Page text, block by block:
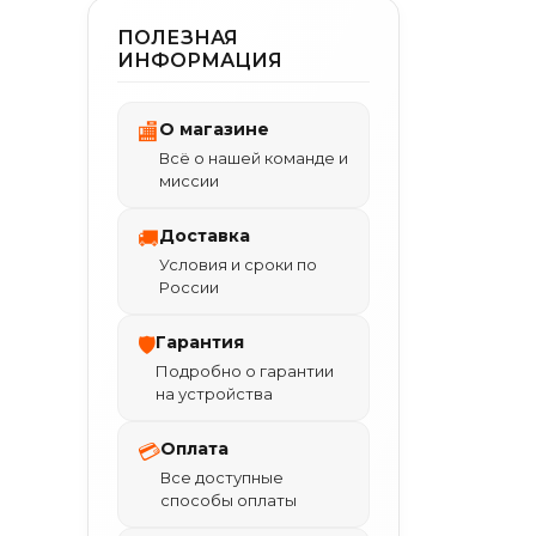
ПОЛЕЗНАЯ
ИНФОРМАЦИЯ
🏬О магазине
Всё о нашей команде и
миссии
🚚Доставка
Условия и сроки по
России
🛡Гарантия
Подробно о гарантии
на устройства
💳Оплата
Все доступные
способы оплаты